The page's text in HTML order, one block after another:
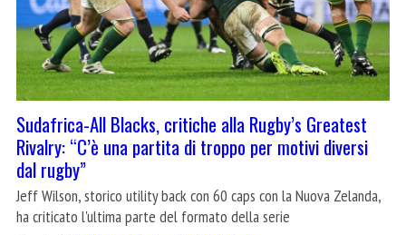
Sudafrica-All Blacks, critiche alla Rugby’s Greatest
Rivalry: “C’è una partita di troppo per motivi diversi
dal rugby”
Jeff Wilson, storico utility back con 60 caps con la Nuova Zelanda,
ha criticato l'ultima parte del formato della serie